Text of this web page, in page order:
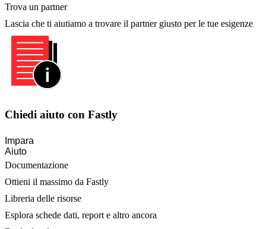
Trova un partner
Lascia che ti aiutiamo a trovare il partner giusto per le tue esigenze
Chiedi aiuto con Fastly
Impara
Aiuto
Documentazione
Ottieni il massimo da Fastly
Libreria delle risorse
Esplora schede dati, report e altro ancora